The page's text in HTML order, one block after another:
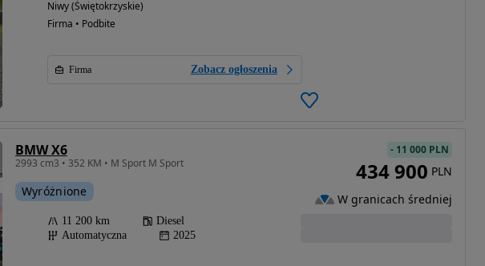
Niwy (Świętokrzyskie)
Firma • Podbite
Firma Zobacz ogłoszenia
BMW X6
2993 cm3 • 352 KM • M Sport M Sport
Wyróżnione
11 200 km
Diesel
Automatyczna
2025
- 11 000 PLN
434 900 PLN
W granicach średniej